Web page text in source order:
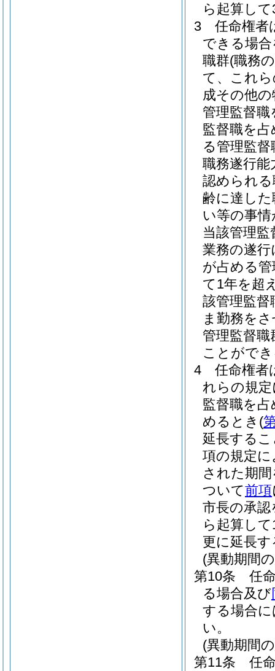
ら起算し
3
任命権者
できる場
職群(職務
て、これ
成その他
管理監督
監督職を
る管理監
職務遂行
認められる
齢に達し
い等の事
当該管理
業務の遂
が占める
て1年を超
該管理監
ま勤務を
管理監督
ことがで
4
任命権者
れらの規
監督職を
めるとき (
延長する
項の規定
された期
ついて前項
市長の承
ら起算し
更に延長
(異動期間
第10条
任
る場合及び
する場合
い。
(異動期間
第11条
任